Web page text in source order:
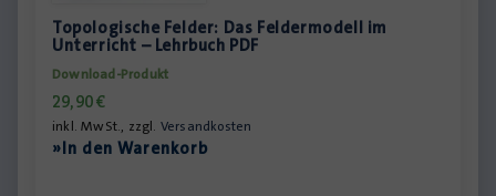
Topologische Felder: Das Feldermodell im
Unterricht – Lehrbuch PDF
Download-Produkt
29,90€
inkl. MwSt., zzgl. Versandkosten
»In den Warenkorb